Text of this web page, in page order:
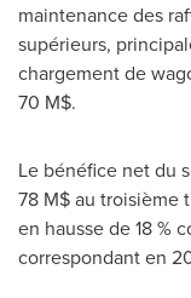
maintenance des
supérieurs,
chargement de
70 M$.
Le bénéfice net du
78 M$ au troisième
en hausse de 18 %
correspondant en